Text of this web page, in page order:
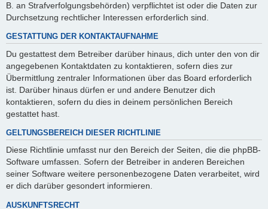
B. an Strafverfolgungsbehörden) verpflichtet ist oder die Daten zur
Durchsetzung rechtlicher Interessen erforderlich sind.
GESTATTUNG DER KONTAKTAUFNAHME
Du gestattest dem Betreiber darüber hinaus, dich unter den von dir
angegebenen Kontaktdaten zu kontaktieren, sofern dies zur
Übermittlung zentraler Informationen über das Board erforderlich
ist. Darüber hinaus dürfen er und andere Benutzer dich
kontaktieren, sofern du dies in deinem persönlichen Bereich
gestattet hast.
GELTUNGSBEREICH DIESER RICHTLINIE
Diese Richtlinie umfasst nur den Bereich der Seiten, die die phpBB-
Software umfassen. Sofern der Betreiber in anderen Bereichen
seiner Software weitere personenbezogene Daten verarbeitet, wird
er dich darüber gesondert informieren.
AUSKUNFTSRECHT